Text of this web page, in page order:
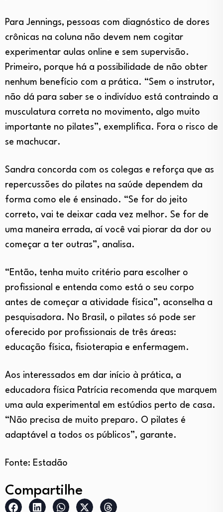
Para Jennings, pessoas com diagnóstico de dores
crônicas na coluna não devem nem cogitar
experimentar aulas online e sem supervisão.
Primeiro, porque há a possibilidade de não obter
nenhum benefício com a prática. “Sem o instrutor,
não dá para saber se o indivíduo está contraindo a
musculatura correta no movimento, algo muito
importante no pilates”, exemplifica. Fora o risco de
se machucar.
Sandra concorda com os colegas e reforça que as
repercussões do pilates na saúde dependem da
forma como ele é ensinado. “Se for do jeito
correto, vai te deixar cada vez melhor. Se for de
uma maneira errada, aí você vai piorar da dor ou
começar a ter outras”, analisa.
“Então, tenha muito critério para escolher o
profissional e entenda como está o seu corpo
antes de começar a atividade física”, aconselha a
pesquisadora. No Brasil, o pilates só pode ser
oferecido por profissionais de três áreas:
educação física, fisioterapia e enfermagem.
Aos interessados em dar início à prática, a
educadora física Patrícia recomenda que marquem
uma aula experimental em estúdios perto de casa.
“Não precisa de muito preparo. O pilates é
adaptável a todos os públicos”, garante.
Fonte: Estadão
Compartilhe